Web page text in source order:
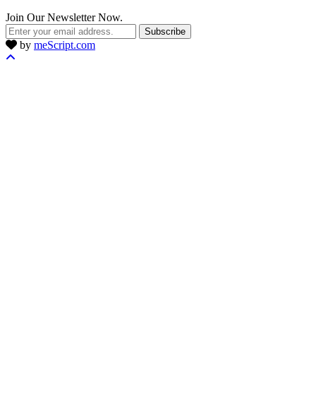
Join Our Newsletter Now.
Subscribe
by meScript.com